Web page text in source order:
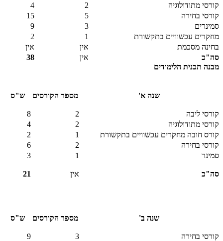
קורסי מתודולוגיה
2
4
קורסי בחירה
5
15
סמינרים
3
9
מחקרים עכשוויים בתקשורת
1
2
בחינה מסכמת
אין
אין
סה"כ
אין
38
מבנה תכנית הלימודים
שנה א' מספר הקורסים ש"ס
קורסי ליבה 2
8
קורסי מתודולוגיה
2
4
קורס חובה מחקרים עכשוויים בתקשורת
1
2
קורסי בחירה
2
6
סמינר
1
3
סה"כ אין 21
שנה ב' מספר הקורסים ש"ס
קורסי בחירה 3
9